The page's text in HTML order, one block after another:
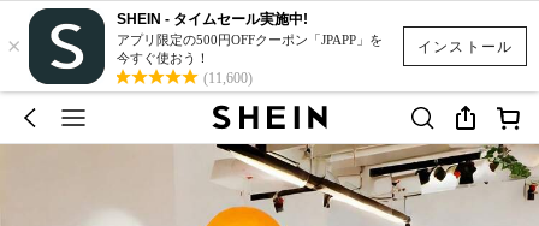
インストール
×
SHEIN - タイムセール実施中!
アプリ限定の500円OFFクーポン「JPAPP」を
今すぐ使おう！
(11,600)